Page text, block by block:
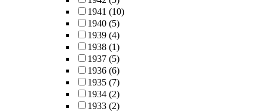
1941 (10)
1940 (5)
1939 (4)
1938 (1)
1937 (5)
1936 (6)
1935 (7)
1934 (2)
1933 (2)